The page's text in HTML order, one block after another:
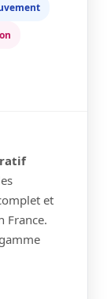
et
France.